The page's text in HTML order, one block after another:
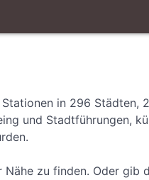
Stationen in 296 Städten,
und Stadtführungen,
zu finden. Oder gib